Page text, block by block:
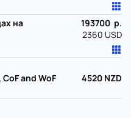
на
193700 р.
2360 USD
and WoF
4520 NZD